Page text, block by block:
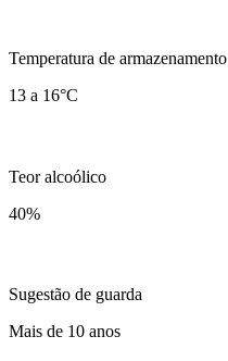
Temperatura de armazenamento
13 a 16°C
Teor alcoólico
40%
Sugestão de guarda
Mais de 10 anos